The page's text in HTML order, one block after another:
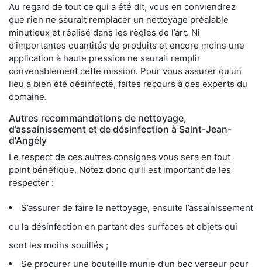
Au regard de tout ce qui a été dit, vous en conviendrez
que rien ne saurait remplacer un nettoyage préalable
minutieux et réalisé dans les règles de l’art. Ni
d’importantes quantités de produits et encore moins une
application à haute pression ne saurait remplir
convenablement cette mission. Pour vous assurer qu'un
lieu a bien été désinfecté, faites recours à des experts du
domaine.
Autres recommandations de nettoyage,
d’assainissement et de désinfection à Saint-Jean-
d'Angély
Le respect de ces autres consignes vous sera en tout
point bénéfique. Notez donc qu’il est important de les
respecter :
S’assurer de faire le nettoyage, ensuite l’assainissement
ou la désinfection en partant des surfaces et objets qui
sont les moins souillés ;
Se procurer une bouteille munie d’un bec verseur pour